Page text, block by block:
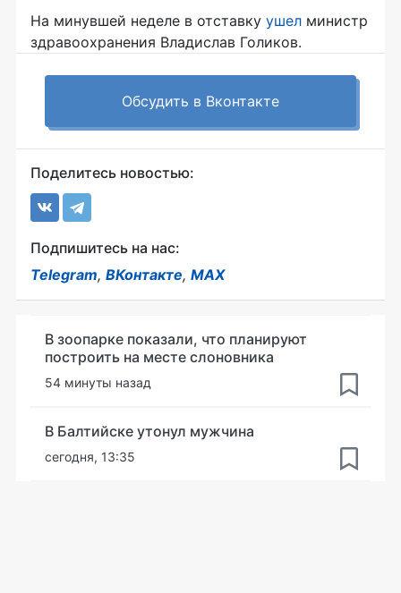
На минувшей неделе в отставку ушел министр
здравоохранения Владислав Голиков.
Обсудить в Вконтакте
Поделитесь новостью:
Подпишитесь на нас:
Telegram, ВКонтакте, MAX
В зоопарке показали, что планируют
построить на месте слоновника
54 минуты назад
В Балтийске утонул мужчина
сегодня, 13:35